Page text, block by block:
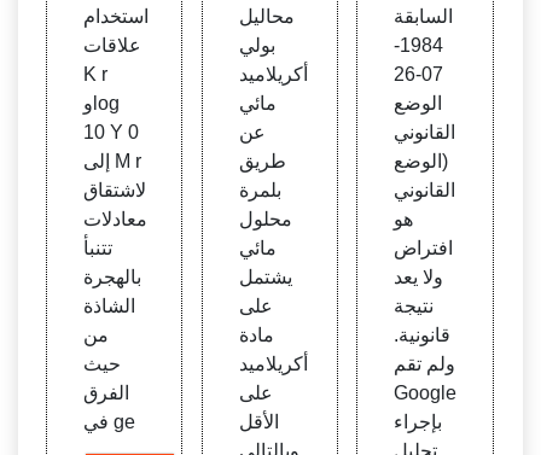
استخدام
علاقات
K r
وlog
10 Y 0
إلى M r
لاشتقاق
معادلات
تتنبأ
بالهجرة
الشاذة
من
حيث
الفرق
في ge
محاليل
بولي
أكريلاميد
مائي
عن
طريق
بلمرة
محلول
مائي
يشتمل
على
مادة
أكريلاميد
على
الأقل
وبالتالي
السابقة
1984-
07-26
الوضع
القانوني
(الوضع
القانوني
هو
افتراض
ولا يعد
نتيجة
قانونية.
ولم تقم
Google
بإجراء
تحليل